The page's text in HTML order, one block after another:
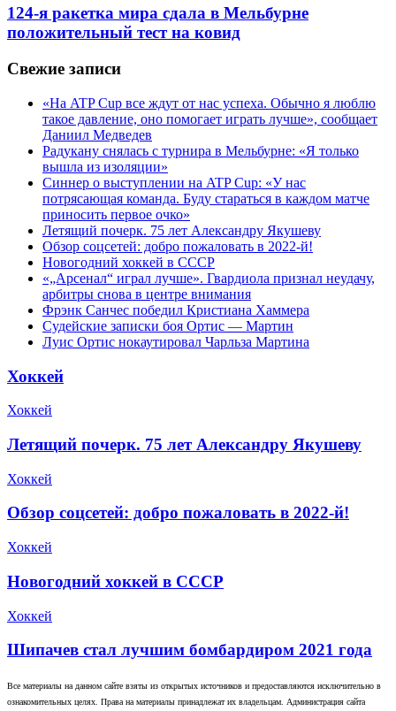
124-я ракетка мира сдала в Мельбурне
положительный тест на ковид
Свежие записи
«На ATP Cup все ждут от нас успеха. Обычно я люблю
такое давление, оно помогает играть лучше», сообщает
Даниил Медведев
Радукану снялась с турнира в Мельбурне: «Я только
вышла из изоляции»
Синнер о выступлении на ATP Cup: «У нас
потрясающая команда. Буду стараться в каждом матче
приносить первое очко»
Летящий почерк. 75 лет Александру Якушеву
Обзор соцсетей: добро пожаловать в 2022-й!
Новогодний хоккей в СССР
«„Арсенал“ играл лучше». Гвардиола признал неудачу,
арбитры снова в центре внимания
Фрэнк Санчес победил Кристиана Хаммера
Судейские записки боя Ортис — Мартин
Луис Ортис нокаутировал Чарльза Мартина
Хоккей
Хоккей
Летящий почерк. 75 лет Александру Якушеву
Хоккей
Обзор соцсетей: добро пожаловать в 2022-й!
Хоккей
Новогодний хоккей в СССР
Хоккей
Шипачев стал лучшим бомбардиром 2021 года
Все материалы на данном сайте взяты из открытых источников и предоставляются исключительно в
ознакомительных целях. Права на материалы принадлежат их владельцам. Администрация сайта